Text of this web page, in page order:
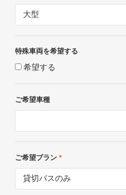
特殊車両を希望する
希望する
ご希望車種
ご希望プラン *